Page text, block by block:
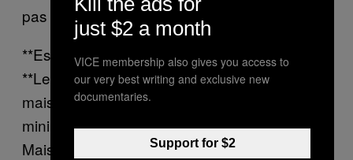
pas me le permettre.
**Es-tu payé à l’heure ou à la commission ?
**Les deux. Il y a un salaire de base fixe,
mais ce n’est pas beaucoup [le salaire
minimum est de 9,35 euros en Allemagne].
Mais je pense que le système est bien fait. Si
just $2 a month
VICE membership also gives you access to
our very best writing and exclusive new
documentaries.
Support for $2